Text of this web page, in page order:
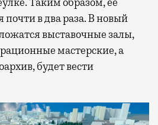
в два раза. В новый
выставочные залы,
мастерские, а
будет вести